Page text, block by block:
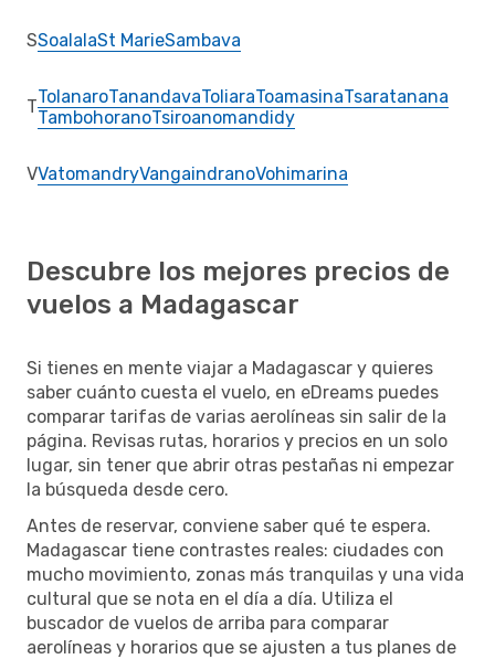
SSoalalaSt MarieSambava
TTolanaroTanandavaToliaraToamasinaTsaratanana
TambohoranoTsiroanomandidy
VVatomandryVangaindranoVohimarina
Descubre los mejores precios de
vuelos a Madagascar
Si tienes en mente viajar a Madagascar y quieres
saber cuánto cuesta el vuelo, en eDreams puedes
comparar tarifas de varias aerolíneas sin salir de la
página. Revisas rutas, horarios y precios en un solo
lugar, sin tener que abrir otras pestañas ni empezar
la búsqueda desde cero.
Antes de reservar, conviene saber qué te espera.
Madagascar tiene contrastes reales: ciudades con
mucho movimiento, zonas más tranquilas y una vida
cultural que se nota en el día a día. Utiliza el
buscador de vuelos de arriba para comparar
aerolíneas y horarios que se ajusten a tus planes de